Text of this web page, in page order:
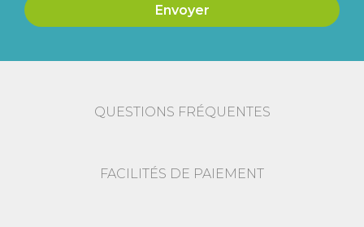
QUESTIONS FRÉQUENTES
FACILITÉS DE PAIEMENT